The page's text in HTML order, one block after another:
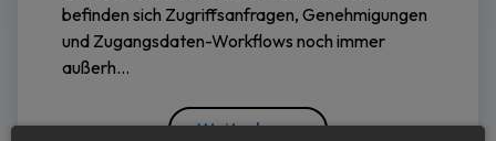
befinden sich Zugriffsanfragen, Genehmigungen
und Zugangsdaten-Workflows noch immer
außerh...
Weiterlesen